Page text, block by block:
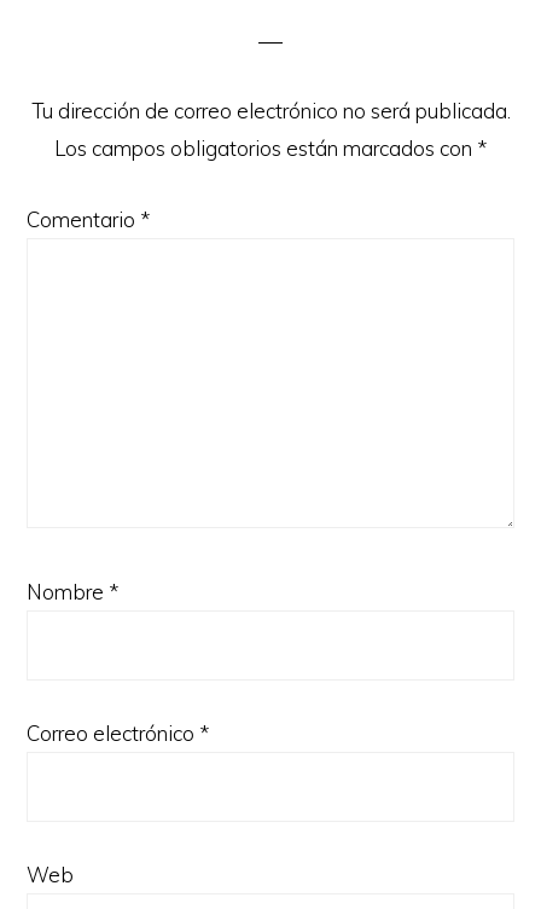
lectores
Tu dirección de correo electrónico no será publicada.
Los campos obligatorios están marcados con *
Comentario *
Nombre *
Correo electrónico *
Web